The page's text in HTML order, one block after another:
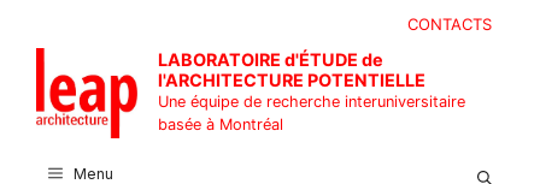
contenu
CONTACTS
LABORATOIRE d'ÉTUDE de
l'ARCHITECTURE POTENTIELLE
Une équipe de recherche interuniversitaire
basée à Montréal
Menu